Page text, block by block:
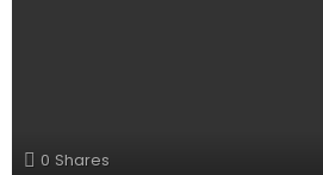
0 Shares